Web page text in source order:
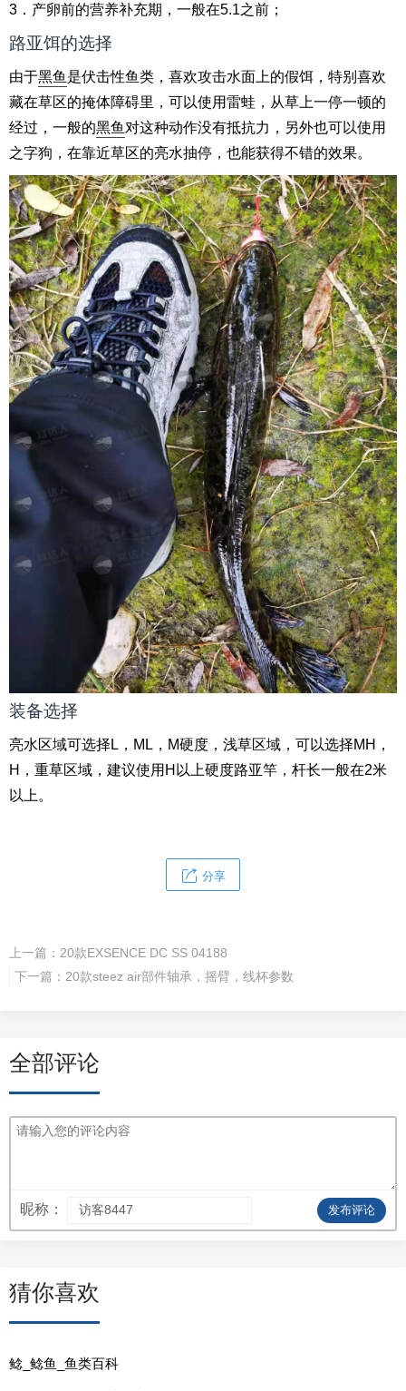
3．产卵前的营养补充期，一般在5.1之前；
路亚饵的选择
由于黑鱼 是伏击性鱼类，喜欢攻击水面上的假饵，特别喜欢
藏在草区的掩体障碍里，可以使用雷蛙，从草上一停一顿的
经过，一般的黑鱼 对这种动作没有抵抗力，另外也可以使用
之字狗，在靠近草区的亮水抽停，也能获得不错的效果。
装备选择
亮水区域可选择L，ML，M硬度，浅草区域，可以选择MH，
H，重草区域，建议使用H以上硬度路亚竿，杆长一般在2米
以上。
分享
上一篇： 20款EXSENCE DC SS 04188
下一篇： 20款steez air部件轴承，摇臂，线杯参数
全部评论
昵称： 发布评论
猜你喜欢
鲶_鲶鱼_鱼类百科